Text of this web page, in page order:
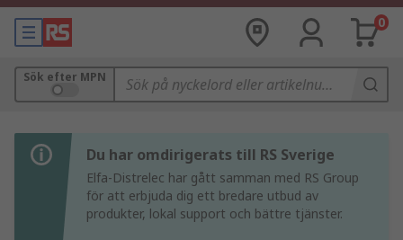
0
Sök efter MPN
Du har omdirigerats till RS Sverige
Elfa-Distrelec har gått samman med RS Group
för att erbjuda dig ett bredare utbud av
produkter, lokal support och bättre tjänster.